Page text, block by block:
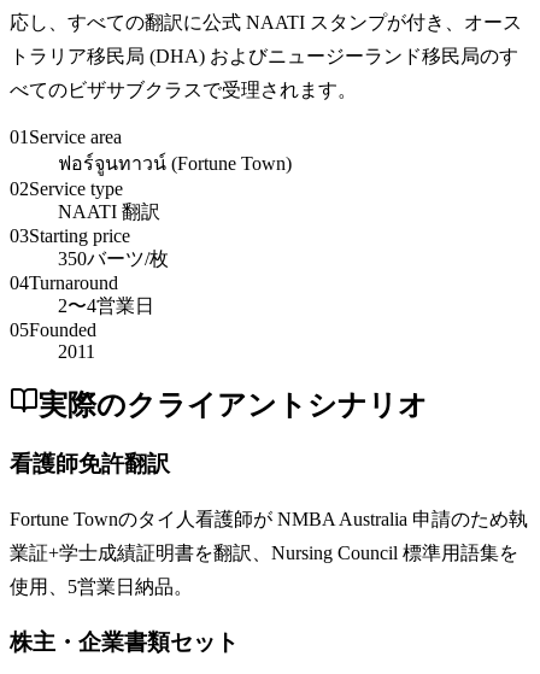
応し、すべての翻訳に公式 NAATI スタンプが付き、オース
トラリア移民局 (DHA) およびニュージーランド移民局のす
べてのビザサブクラスで受理されます。
01 Service area
ฟอร์จูนทาวน์ (Fortune Town)
02Service type
NAATI 翻訳
03Starting price
350バーツ/枚
04Turnaround
2〜4営業日
05Founded
2011
実際のクライアントシナリオ
看護師免許翻訳
Fortune Townのタイ人看護師が NMBA Australia 申請のため執
業証+学士成績証明書を翻訳、Nursing Council 標準用語集を
使用、5営業日納品。
株主・企業書類セット